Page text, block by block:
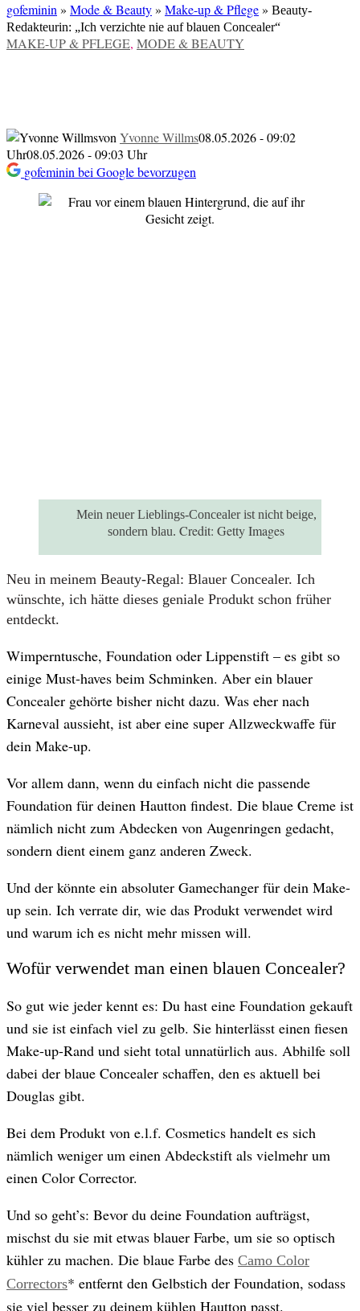
gofeminin » Mode & Beauty» Make-up & Pflege» Beauty-
Redakteurin: „Ich verzichte nie auf blauen Concealer“
VERÖFFENTLICHT
MAKE-UP & PFLEGE, MODE & BEAUTY
von Yvonne Willms08.05.2026 - 09:02
Uhr08.05.2026 - 09:03 Uhr
gofeminin bei Google bevorzugen
Mein neuer Lieblings-Concealer ist nicht beige,
sondern blau. Credit: Getty Images
Neu in meinem Beauty-Regal: Blauer Concealer. Ich
wünschte, ich hätte dieses geniale Produkt schon früher
entdeckt.
Wimperntusche, Foundation oder Lippenstift – es gibt so
einige Must-haves beim Schminken. Aber ein blauer
Concealer gehörte bisher nicht dazu. Was eher nach
Karneval aussieht, ist aber eine super Allzweckwaffe für
dein Make-up.
Vor allem dann, wenn du einfach nicht die passende
Foundation für deinen Hautton findest. Die blaue Creme ist
nämlich nicht zum Abdecken von Augenringen gedacht,
sondern dient einem ganz anderen Zweck.
Und der könnte ein absoluter Gamechanger für dein Make-
up sein. Ich verrate dir, wie das Produkt verwendet wird
und warum ich es nicht mehr missen will.
Wofür verwendet man einen blauen Concealer?
So gut wie jeder kennt es: Du hast eine Foundation gekauft
und sie ist einfach viel zu gelb. Sie hinterlässt einen fiesen
Make-up-Rand und sieht total unnatürlich aus. Abhilfe soll
dabei der blaue Concealer schaffen, den es aktuell bei
Douglas gibt.
Bei dem Produkt von e.l.f. Cosmetics handelt es sich
nämlich weniger um einen Abdeckstift als vielmehr um
einen Color Corrector.
Und so geht’s: Bevor du deine Foundation aufträgst,
mischst du sie mit etwas blauer Farbe, um sie so optisch
kühler zu machen. Die blaue Farbe des Camo Color
Correctors* entfernt den Gelbstich der Foundation, sodass
sie viel besser zu deinem kühlen Hautton passt.